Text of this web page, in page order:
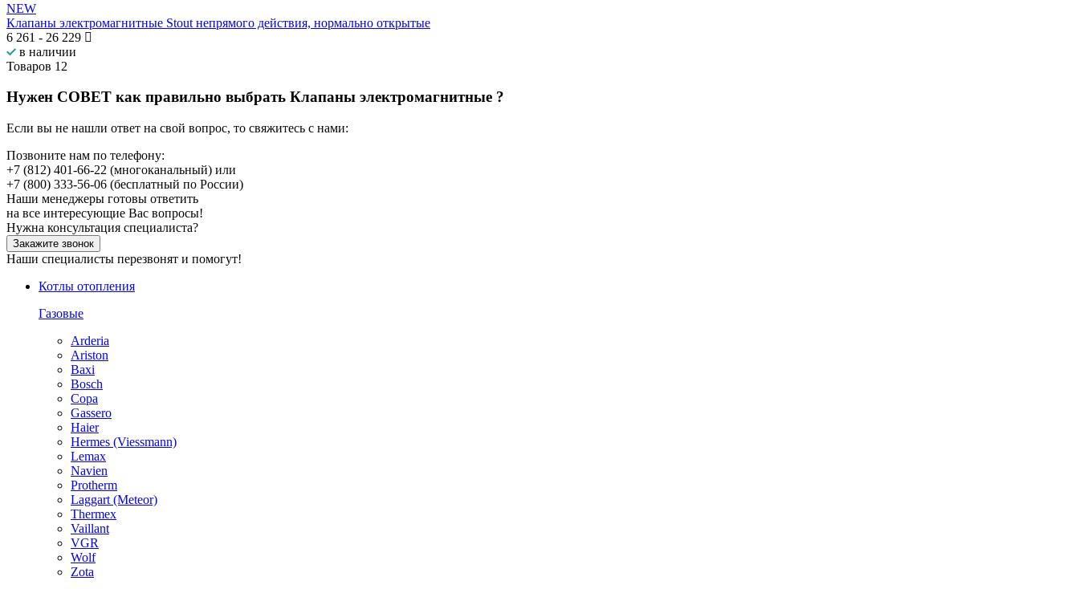
NEW
Клапаны электромагнитные Stout непрямого действия, нормально открытые
6 261 - 26 229
в наличии
Товаров 12
Нужен СОВЕТ как правильно выбрать Клапаны электромагнитные ?
Если вы не нашли ответ на свой вопрос, то свяжитесь с нами:
Позвоните нам по телефону:
+7 (812) 401-66-22 (многоканальный) или
+7 (800) 333-56-06 (бесплатный по России)
Наши менеджеры готовы ответить
на все интересующие Вас вопросы!
Нужна консультация специалиста?
Закажите звонок
Наши специалисты перезвонят и помогут!
Котлы отопления
Газовые
Arderia
Ariston
Baxi
Bosch
Copa
Gassero
Haier
Hermes (Viessmann)
Lemax
Navien
Protherm
Laggart (Meteor)
Thermex
Vaillant
VGR
Wolf
Zota